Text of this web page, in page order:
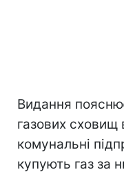
Видання
газових сховищ
комунальні
купують газ за